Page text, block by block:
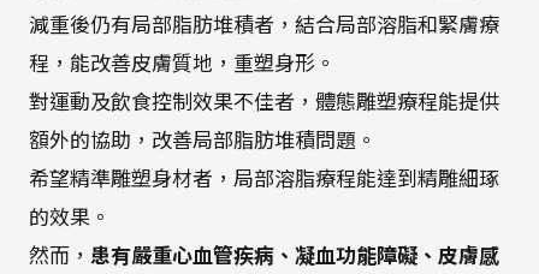
減重後仍有局部脂肪堆積者，結合局部溶脂和緊膚療
程，能改善皮膚質地，重塑身形。
對運動及飲食控制效果不佳者，體態雕塑療程能提供
額外的協助，改善局部脂肪堆積問題。
希望精準雕塑身材者，局部溶脂療程能達到精雕細琢
的效果。
然而， 患有嚴重心血管疾病、凝血功能障礙、皮膚感